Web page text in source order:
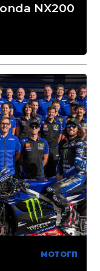
NX200
МОТОГП